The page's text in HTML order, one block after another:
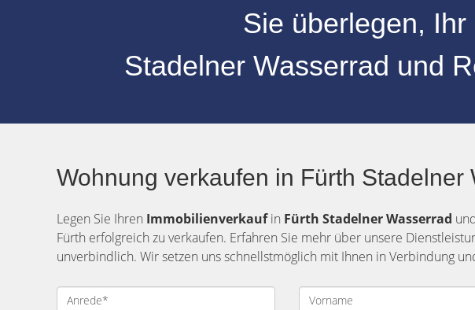
Sie überlegen, Ihr
Stadelner Wasserrad und
Wohnung verkaufen in Fürth
Legen Sie Ihren Immobilienverkaufin Fürth Stadelner Wasserrad und
Fürth erfolgreich zu verkaufen. Erfahren Sie mehr über unsere
unverbindlich. Wir setzen uns schnellstmöglich mit Ihnen in Verbindung